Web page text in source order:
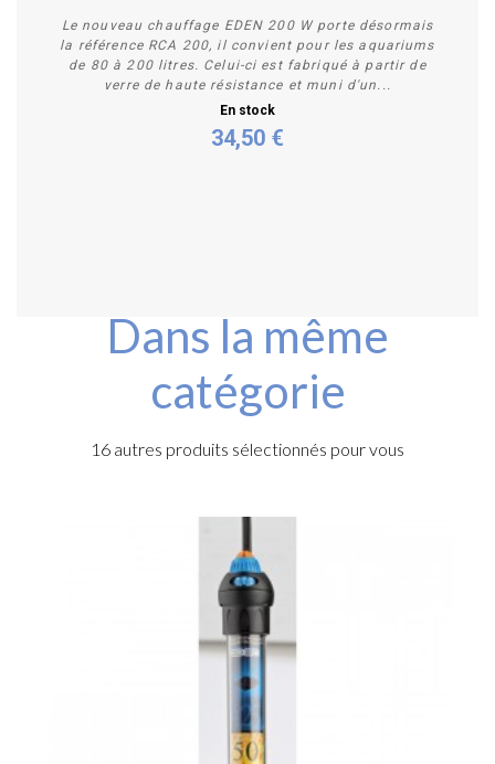
Le nouveau chauffage EDEN 200 W porte désormais
la référence RCA 200, il convient pour les aquariums
de 80 à 200 litres. Celui-ci est fabriqué à partir de
verre de haute résistance et muni d'un...
En stock
34,50 €
Dans la même
catégorie
16 autres produits sélectionnés pour vous